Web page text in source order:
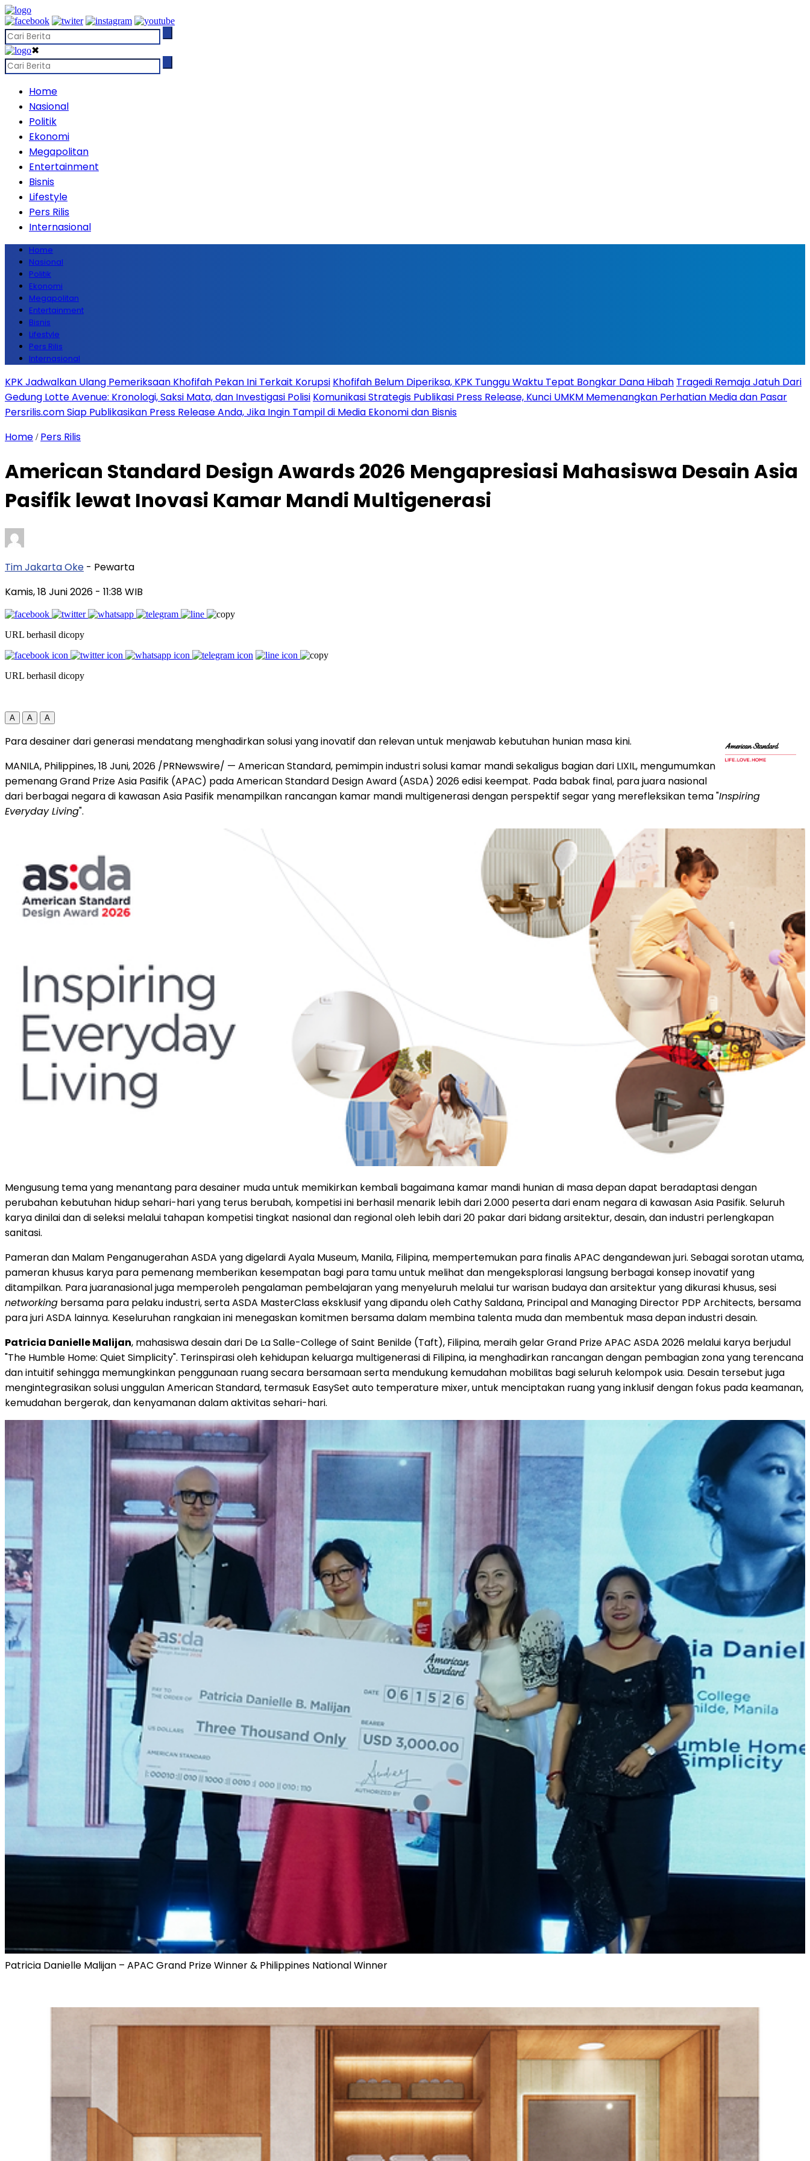
✖
Home
Nasional
Politik
Ekonomi
Megapolitan
Entertainment
Bisnis
Lifestyle
Pers Rilis
Internasional
Home
Nasional
Politik
Ekonomi
Megapolitan
Entertainment
Bisnis
Lifestyle
Pers Rilis
Internasional
KPK Jadwalkan Ulang Pemeriksaan Khofifah Pekan Ini Terkait Korupsi Khofifah Belum Diperiksa, KPK Tunggu Waktu Tepat Bongkar Dana Hibah Tragedi Remaja Jatuh Dari
Gedung Lotte Avenue: Kronologi, Saksi Mata, dan Investigasi Polisi Komunikasi Strategis Publikasi Press Release, Kunci UMKM Memenangkan Perhatian Media dan Pasar
Persrilis.com Siap Publikasikan Press Release Anda, Jika Ingin Tampil di Media Ekonomi dan Bisnis
Home / Pers Rilis
American Standard Design Awards 2026 Mengapresiasi Mahasiswa Desain Asia
Pasifik lewat Inovasi Kamar Mandi Multigenerasi
Tim Jakarta Oke - Pewarta
Kamis, 18 Juni 2026 - 11:38 WIB
URL berhasil dicopy
URL berhasil dicopy
A A A
Para desainer dari generasi mendatang menghadirkan solusi yang inovatif dan relevan untuk menjawab kebutuhan hunian masa kini.
MANILA, Philippines,18 Juni, 2026 /PRNewswire/ — American Standard, pemimpin industri solusi kamar mandi sekaligus bagian dari LIXIL, mengumumkan
pemenang Grand Prize Asia Pasifik (APAC) pada American Standard Design Award (ASDA) 2026 edisi keempat. Pada babak final, para juara nasional
dari berbagai negara di kawasan Asia Pasifik menampilkan rancangan kamar mandi multigenerasi dengan perspektif segar yang merefleksikan tema "Inspiring
Everyday Living".
Mengusung tema yang menantang para desainer muda untuk memikirkan kembali bagaimana kamar mandi hunian di masa depan dapat beradaptasi dengan
perubahan kebutuhan hidup sehari-hari yang terus berubah, kompetisi ini berhasil menarik lebih dari 2.000 peserta dari enam negara di kawasan Asia Pasifik. Seluruh
karya dinilai dan di seleksi melalui tahapan kompetisi tingkat nasional dan regional oleh lebih dari 20 pakar dari bidang arsitektur, desain, dan industri perlengkapan
sanitasi.
Pameran dan Malam Penganugerahan ASDA yang digelardi Ayala Museum, Manila, Filipina, mempertemukan para finalis APAC dengandewan juri. Sebagai sorotan utama,
pameran khusus karya para pemenang memberikan kesempatan bagi para tamu untuk melihat dan mengeksplorasi langsung berbagai konsep inovatif yang
ditampilkan. Para juaranasional juga memperoleh pengalaman pembelajaran yang menyeluruh melalui tur warisan budaya dan arsitektur yang dikurasi khusus, sesi
networking bersama para pelaku industri, serta ASDA MasterClass eksklusif yang dipandu oleh Cathy Saldana, Principal and Managing Director PDP Architects, bersama
para juri ASDA lainnya. Keseluruhan rangkaian ini menegaskan komitmen bersama dalam membina talenta muda dan membentuk masa depan industri desain.
Patricia Danielle Malijan, mahasiswa desain dari De La Salle-College of Saint Benilde (Taft), Filipina, meraih gelar Grand Prize APAC ASDA 2026 melalui karya berjudul
"The Humble Home: Quiet Simplicity". Terinspirasi oleh kehidupan keluarga multigenerasi di Filipina, ia menghadirkan rancangan dengan pembagian zona yang terencana
dan intuitif sehingga memungkinkan penggunaan ruang secara bersamaan serta mendukung kemudahan mobilitas bagi seluruh kelompok usia. Desain tersebut juga
mengintegrasikan solusi unggulan American Standard, termasuk EasySet auto temperature mixer, untuk menciptakan ruang yang inklusif dengan fokus pada keamanan,
kemudahan bergerak, dan kenyamanan dalam aktivitas sehari-hari.
Patricia Danielle Malijan – APAC Grand Prize Winner & Philippines National Winner